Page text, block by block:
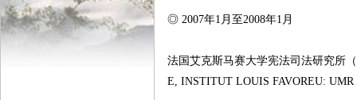
◎ 2007年1月至2008年1月
法国艾克斯马赛大学宪法司法研究所
E, INSTITUT LOUIS FAVOREU: